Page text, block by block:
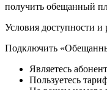
получить обещанный
Условия доступности и
Подключить
Являетесь
Пользуетесь